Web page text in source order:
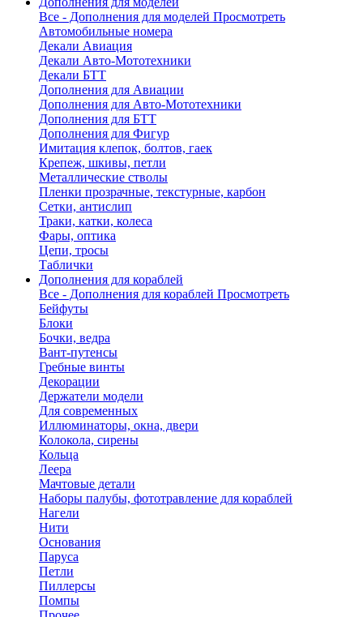
Все - Дополнения для моделей Просмотреть
Автомобильные номера
Декали Авиация
Декали Авто-Мототехники
Декали БТТ
Дополнения для Авиации
Дополнения для Авто-Мототехники
Дополнения для БТТ
Дополнения для Фигур
Имитация клепок, болтов, гаек
Крепеж, шкивы, петли
Металлические стволы
Пленки прозрачные, текстурные, карбон
Сетки, антислип
Траки, катки, колеса
Фары, оптика
Цепи, тросы
Таблички
Дополнения для кораблей
Все - Дополнения для кораблей Просмотреть
Бейфуты
Блоки
Бочки, ведра
Вант-путенсы
Гребные винты
Декорации
Держатели модели
Для современных
Иллюминаторы, окна, двери
Колокола, сирены
Кольца
Леера
Мачтовые детали
Наборы палубы, фототравление для кораблей
Нагели
Нити
Основания
Паруса
Петли
Пиллерсы
Помпы